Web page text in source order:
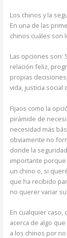
Los chinos y la
En una de las
chinos cuáles son
Las opciones son:
relación feliz,
propias
vida, justicia social
Fijaos como la
pirámide de
necesidad más
obviamente no
donde la
importante
un chino o, si
que ha recibido
no querer variar su
En cualquier caso,
acerca de algo
a los chinos por